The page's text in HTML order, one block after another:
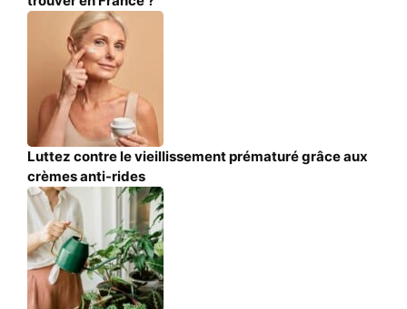
Luttez contre le vieillissement prématuré grâce aux
crèmes anti-rides